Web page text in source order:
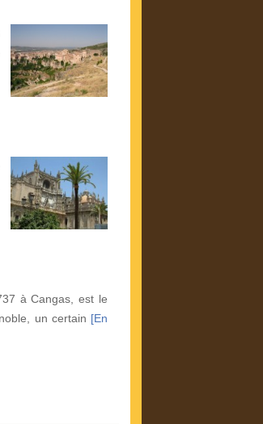
à Cangas, est le
un certain [En